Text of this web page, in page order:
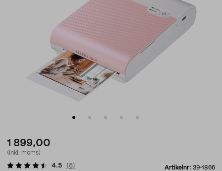
1 899,00
(inkl. moms)
Artikelnr: 39-1866
4.5 (8)